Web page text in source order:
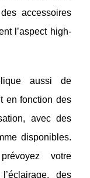
accessoires
l’aspect high-
aussi de
en fonction des
avec des
disponibles.
votre
des